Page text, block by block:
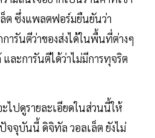
ล็ต ซึ่งแพลตฟอร์มยืนยันว่า
ารันตีว่าของส่งได้ในพื้นที่ต่างๆ
ละการันตีได้ว่าไม่มีการทุจริต
ไปดูรายละเอียดในส่วนนี้ให้
ปัจจุบันนี้ ดิจิทัล วอลเล็ต ยังไม่